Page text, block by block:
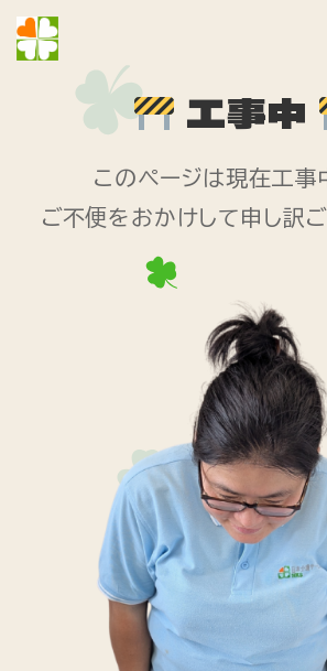
工事中
このページは現在工事
ご不便をおかけして申し訳ご